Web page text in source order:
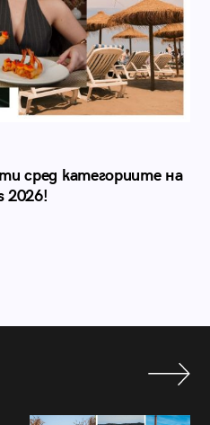
сред категориите на
2026!